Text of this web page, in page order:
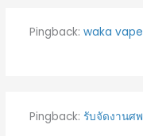
Pingback: waka vape
Pingback: รับจัดงานศพ